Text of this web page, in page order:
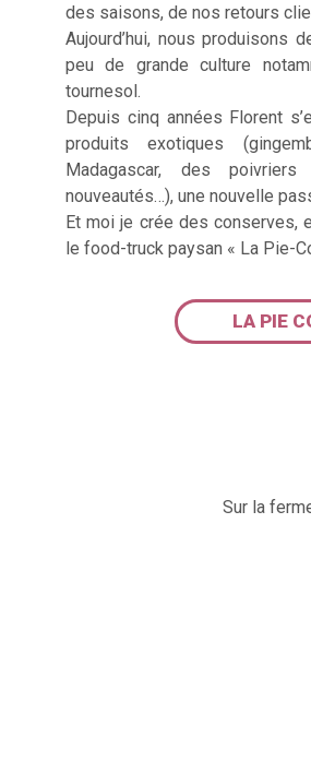
des saisons, de nos retours
Aujourd’hui, nous produisons
peu de grande culture
tournesol.
Depuis cinq années Florent
produits exotiques
Madagascar, des
nouveautés…), une nouvelle
Et moi je crée des conserves,
le food-truck paysan « La Pie-
LA PIE
Sur la